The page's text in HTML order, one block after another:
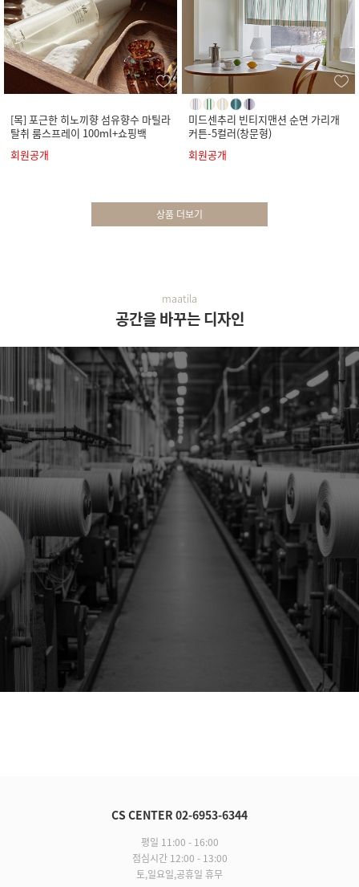
[목] 포근한 히노끼향 섬유향수 마틸라
탈취 룸스프레이 100ml+쇼핑백
회원공개
미드센추리 빈티지맨션 순면 가리개
커튼-5컬러(창문형)
회원공개
상품 더보기
maatila
공간을 바꾸는 디자인
CS CENTER 02-6953-6344
평일 11:00 - 16:00
점심시간 12:00 - 13:00
토,일요일,공휴일 휴무